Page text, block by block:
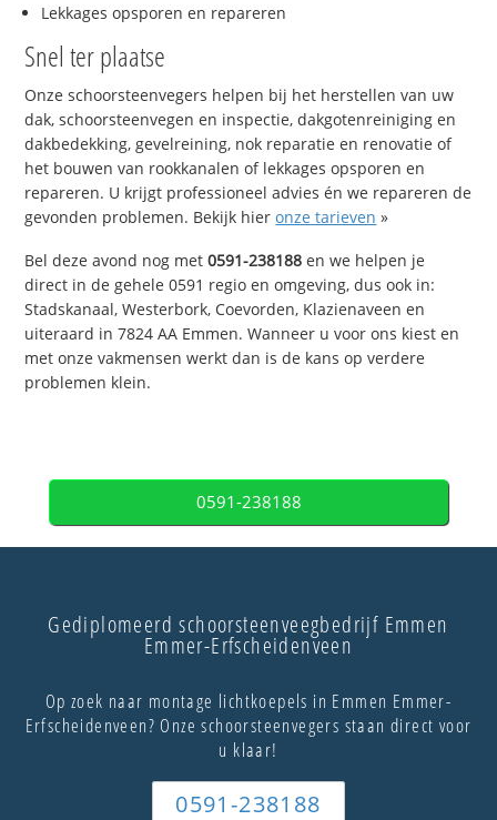
Lekkages opsporen en repareren
Snel ter plaatse
Onze schoorsteenvegers helpen bij het herstellen van uw
dak, schoorsteenvegen en inspectie, dakgotenreiniging en
dakbedekking, gevelreining, nok reparatie en renovatie of
het bouwen van rookkanalen of lekkages opsporen en
repareren. U krijgt professioneel advies én we repareren de
gevonden problemen. Bekijk hieronze tarieven »
Bel deze avond nog met0591-238188 en we helpen je
direct in de gehele 0591 regio en omgeving, dus ook in:
Stadskanaal, Westerbork, Coevorden, Klazienaveen en
uiteraard in 7824 AA Emmen. Wanneer u voor ons kiest en
met onze vakmensen werkt dan is de kans op verdere
problemen klein.
0591-238188
Gediplomeerd schoorsteenveegbedrijf Emmen
Emmer-Erfscheidenveen
Op zoek naar montage lichtkoepels in Emmen Emmer-
Erfscheidenveen? Onze schoorsteenvegers staan direct voor
u klaar!
0591-238188